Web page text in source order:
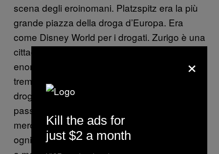
scena degli eroinomani. Platzspitz era la più
grande piazza della droga d’Europa. Era
come Disney World per i drogati. Zurigo è una
cittadina piccola e la scena della droga era
enorme ai tempi. Alcuni giorni c’erano quasi
tremila tossicodipendenti in piazza, si
drogavano, si ubriacavano. A volte ci
passavo settimane intere. Era come un
mercato, c’erano dei tavoli sui quali si offriva
ogni tipo di droga. Poi la gente ha cominciato
×
Kill the ads for
just $2 a month